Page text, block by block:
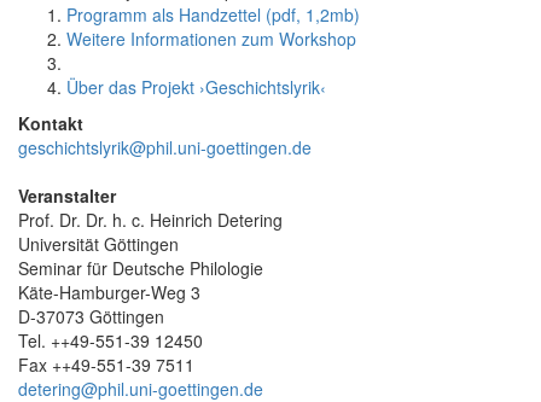
Programm als Handzettel (pdf, 1,2mb)
Weitere Informationen zum Workshop
Über das Projekt ›Geschichtslyrik‹
Kontakt
geschichtslyrik@phil.uni-goettingen.de
Veranstalter
Prof. Dr. Dr. h. c. Heinrich Detering
Universität Göttingen
Seminar für Deutsche Philologie
Käte-Hamburger-Weg 3
D-37073 Göttingen
Tel. ++49-551-39 12450
Fax ++49-551-39 7511
detering@phil.uni-goettingen.de